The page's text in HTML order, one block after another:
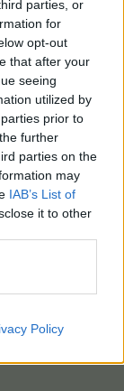
parties, or
for
opt-out
that after your
seeing
utilized by
prior to
further
parties on the
may
IAB’s List of
it to other
Policy